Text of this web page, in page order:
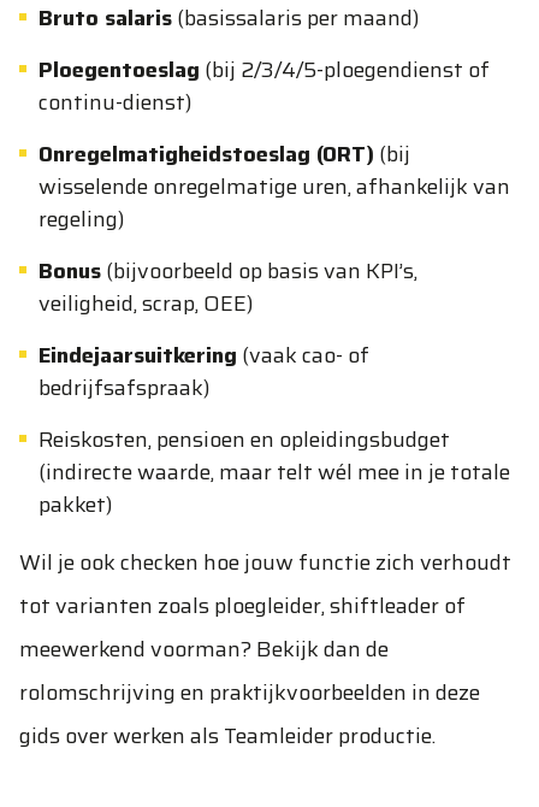
Bruto salaris(basissalaris per maand)
Ploegentoeslag (bij 2/3/4/5-ploegendienst of
continu-dienst)
Onregelmatigheidstoeslag (ORT) (bij
wisselende onregelmatige uren, afhankelijk van
regeling)
Bonus(bijvoorbeeld op basis van KPI’s,
veiligheid, scrap, OEE)
Eindejaarsuitkering (vaak cao- of
bedrijfsafspraak)
Reiskosten, pensioen en opleidingsbudget
(indirecte waarde, maar telt wél mee in je totale
pakket)
Wil je ook checken hoe jouw functie zich verhoudt
tot varianten zoals ploegleider, shiftleader of
meewerkend voorman? Bekijk dan de
rolomschrijving en praktijkvoorbeelden indeze
gids over werken als Teamleider productie.